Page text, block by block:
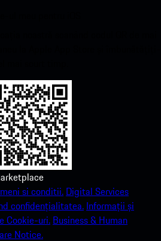
si conditii. Digital Services
confidențialitatea. Informații și
Cookie-uri. Business & Human
Notice.